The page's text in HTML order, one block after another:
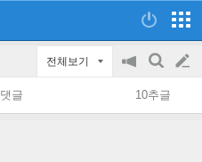
전체보기
공
지
on/off
검
색
글
쓰
글 10추글